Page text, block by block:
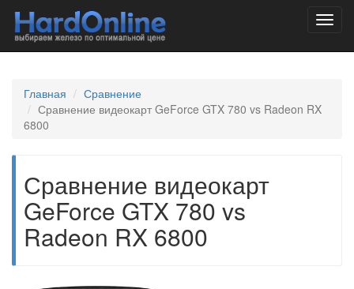
Главная
Сравнение
Сравнение видеокарт GeForce GTX 780 vs Radeon RX
6800
Сравнение видеокарт
GeForce GTX 780 vs
Radeon RX 6800